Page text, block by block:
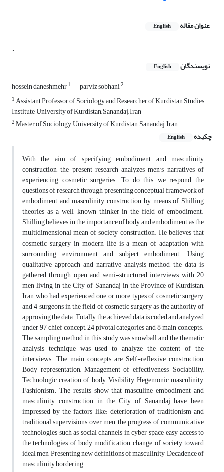
عنوان مقاله English
.
نویسندگان English
hossein daneshmehr1 parviz sobhani2
1Assistant Professor of Sociology and Researcher of Kurdistan Studies
Institute, University of Kurdistan, Sanandaj, Iran
2Master of Sociology, University of Kurdistan, Sanandaj, Iran
چکیده
English
With the aim of specifying embodiment and masculinity
construction, the present research analyzes men’s narratives of
experiencing cosmetic surgeries. To do this, we respond the
questions of research through presenting conceptual framework of
embodiment and masculinity construction by means of Shilling
theories as a well-known thinker in the field of embodiment.
Shilling believes in the importance of body and embodiment as the
multidimensional mean of society construction. He believes that
cosmetic surgery in modern life is a mean of adaptation with
surrounding environment and subject embodiment. Using
qualitative approach and narrative analysis method, the data is
gathered through open and semi-structured interviews with 20
men living in the City of Sanandaj in the Province of Kurdistan,
Iran who had experienced one or more types of cosmetic surgery,
and 4 surgeons in the field of cosmetic surgery as the authority of
approving the data. Totally, the achieved data is coded and analyzed
under 97 chief concept, 24 pivotal categories and 8 main concepts.
The sampling method in this study was snowball and the thematic
analysis technique was used to analyze the content of the
interviews. The main concepts are Self-reflexive construction,
Body representation, Management of effectiveness, Sociability,
Technologic creation of body, Visibility, Hegemonic masculinity,
Fashionism. The results show that masculine embodiment and
masculinity construction in the City of Sanandaj have been
impressed by the factors like: deterioration of traditionism and
traditional supervisions over men, the progress of communicative
technologies such as social channels in cyber space, easy access to
the technologies of body modification, change of society toward
ideal men, Presenting new definitions of masculinity, Decadence of
masculinity bordering.